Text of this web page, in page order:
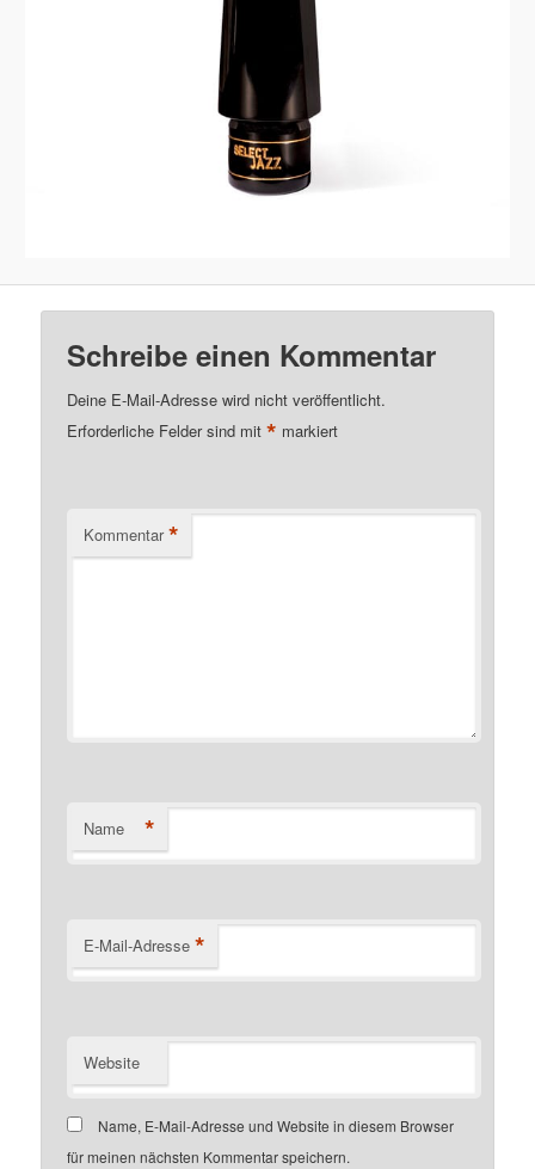
Schreibe einen Kommentar
Deine E-Mail-Adresse wird nicht veröffentlicht.
Erforderliche Felder sind mit* markiert
Kommentar *
Name *
E-Mail-Adresse *
Website
Name, E-Mail-Adresse und Website in diesem Browser
für meinen nächsten Kommentar speichern.